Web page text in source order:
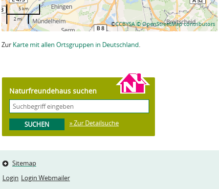
©CCBYSA © OpenStreetMap contributors
5 km
2 mi
Zur Karte mit allen Ortsgruppen in Deutschland.
Naturfreundehaus suchen
» Zur Detailsuche
Sitemap
Login Login Webmailer